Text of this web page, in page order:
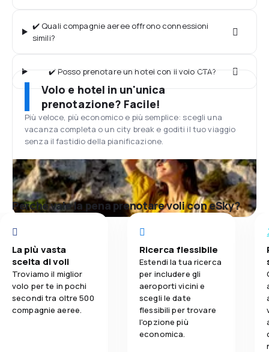
✔️ Quali compagnie aeree offrono connessioni
simili?
✔️ Posso prenotare un hotel con il volo CTA?
Volo e hotel in un'unica
prenotazione? Facile!
Più veloce, più economico e più semplice: scegli una
vacanza completa o un city break e goditi il tuo viaggio
senza il fastidio della pianificazione.
Perché vale la pena prenotare voli con eSky?
La più vasta
scelta di voli
Troviamo il miglior
volo per te in pochi
secondi tra oltre 500
compagnie aeree.
Ricerca flessibile
Estendi la tua ricerca
per includere gli
aeroporti vicini e
scegli le date
flessibili per trovare
l'opzione più
economica.